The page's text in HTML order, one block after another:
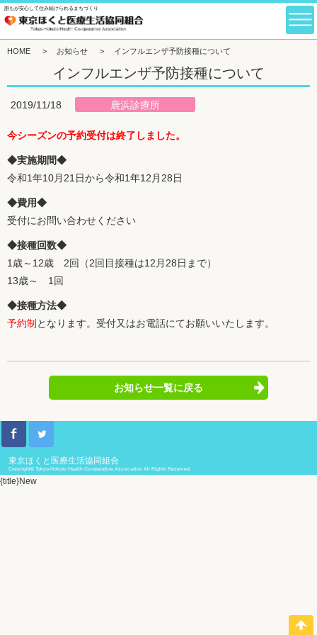
誰もが安心して住み続けられるまちづくり
HOME > お知らせ > インフルエンザ予防接種について
インフルエンザ予防接種について
2019/11/18 鹿浜診療所
今シーズンの予約受付は終了しました。
◆実施期間◆
令和1年10月21日から令和1年12月28日
◆費用◆
受付にお問い合わせください
◆接種回数◆
1歳～12歳 2回（2回目接種は12月28日まで）
13歳～ 1回
◆接種方法◆
予約制 となります。受付又はお電話にてお願いいたします。
お知らせ一覧に戻る
東京ほくと医療生活協同組合
Copyright© Tokyo-Hokuto Health Co-operative Association All Rights Reserved.
{title}New